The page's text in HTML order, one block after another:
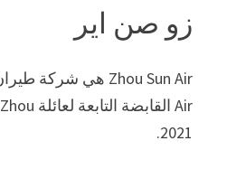
زو صن اير
2021.